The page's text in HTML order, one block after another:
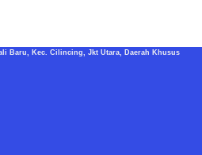
Baru, Kec. Cilincing, Jkt Utara, Daerah Khusus